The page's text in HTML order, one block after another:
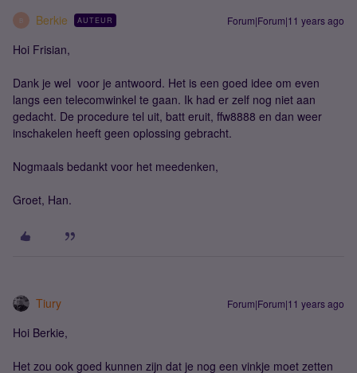
B Berkie AUTEUR Forum|Forum|11 years ago
Hoi Frisian,
Dank je wel voor je antwoord. Het is een goed idee om even
langs een telecomwinkel te gaan. Ik had er zelf nog niet aan
gedacht. De procedure tel uit, batt eruit, ffw8888 en dan weer
inschakelen heeft geen oplossing gebracht.
Nogmaals bedankt voor het meedenken,
Groet, Han.
Tiury Forum|Forum|11 years ago
Hoi Berkie,
Het zou ook goed kunnen zijn dat je nog een vinkje moet zetten